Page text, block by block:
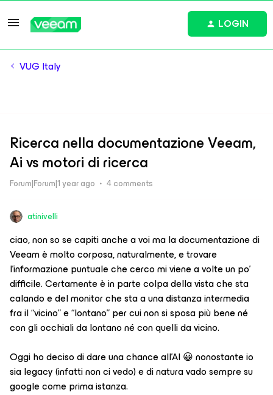
LOGIN
VUG Italy
Ricerca nella documentazione Veeam,
Ai vs motori di ricerca
Forum|Forum|1 year ago 4 comments
atinivelli
ciao, non so se capiti anche a voi ma la documentazione di
Veeam è molto corposa, naturalmente, e trovare
l’informazione puntuale che cerco mi viene a volte un po’
difficile. Certamente è in parte colpa della vista che sta
calando e del monitor che sta a una distanza intermedia
fra il “vicino” e “lontano” per cui non si sposa più bene né
con gli occhiali da lontano né con quelli da vicino.
Oggi ho deciso di dare una chance all’AI 😀 nonostante io
sia legacy (infatti non ci vedo) e di natura vado sempre su
google come prima istanza.